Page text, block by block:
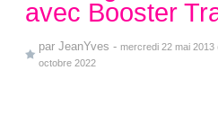
avec Booster
par JeanYves - mercredi 22 mai 2013
octobre 2022